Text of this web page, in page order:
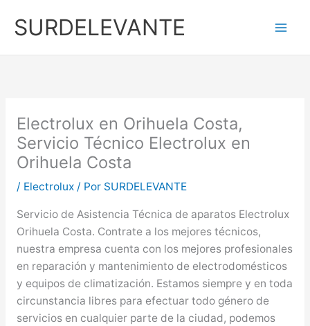
SURDELEVANTE
Electrolux en Orihuela Costa,
Servicio Técnico Electrolux en
Orihuela Costa
/ Electrolux/ Por SURDELEVANTE
Servicio de Asistencia Técnica de aparatos Electrolux
Orihuela Costa. Contrate a los mejores técnicos,
nuestra empresa cuenta con los mejores profesionales
en reparación y mantenimiento de electrodomésticos
y equipos de climatización. Estamos siempre y en toda
circunstancia libres para efectuar todo género de
servicios en cualquier parte de la ciudad, podemos